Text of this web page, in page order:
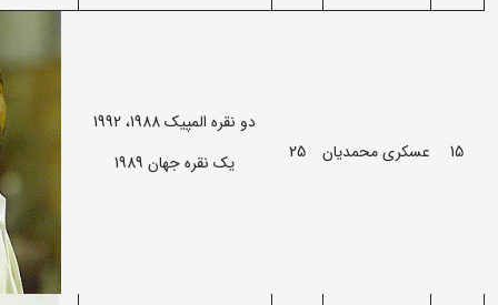
15 عسکری محمدیان 25
دو نقره المپیک 1988، 1992
یک نقره جهان 1989